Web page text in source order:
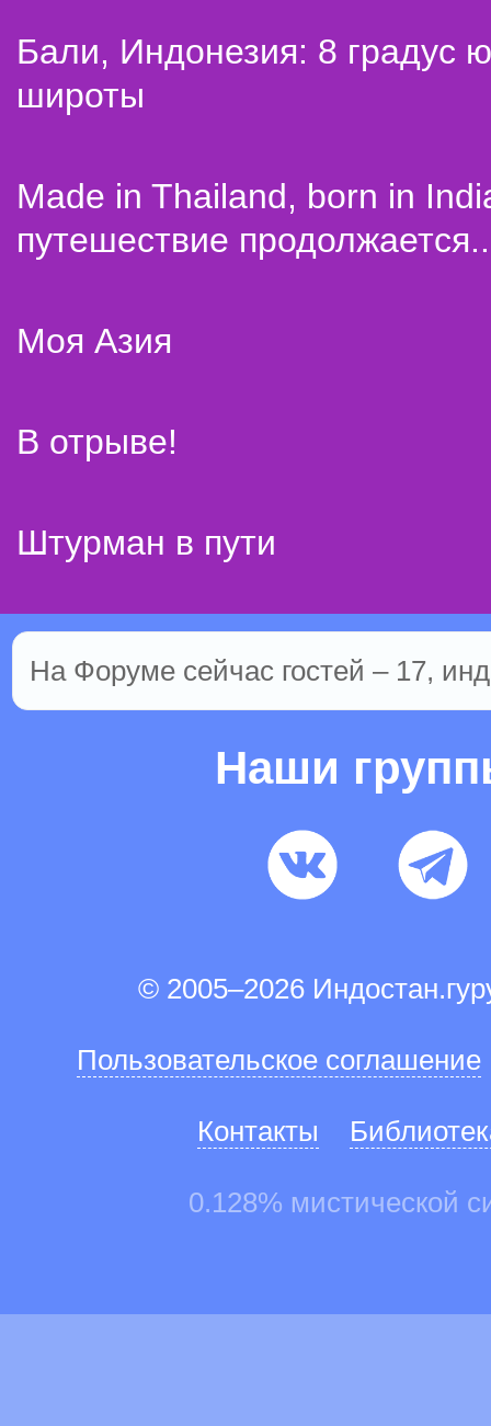
Бали, Индонезия: 8 градус
широты
Made in Thailand, born in
путешествие
Моя Азия
В отрыве!
Штурман в пути
На Форуме сейчас гостей – 17,
Наши
© 2005–2026
Пользовательское соглашение
Контакты
0.128% мистической